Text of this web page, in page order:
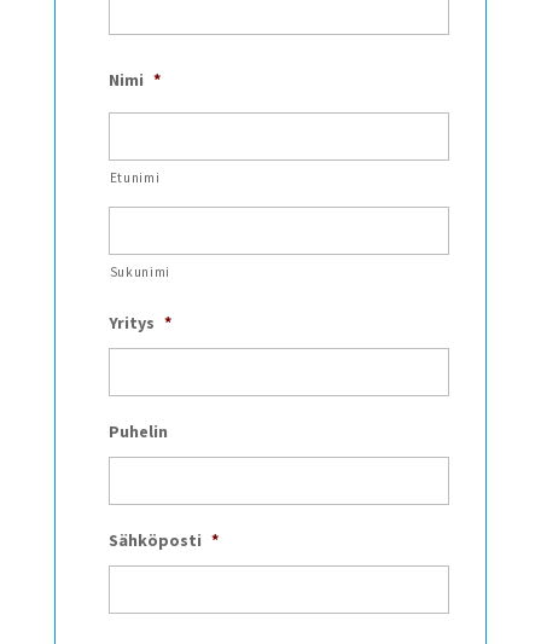
Nimi *
Etunimi
Sukunimi
Yritys *
Puhelin
Sähköposti *